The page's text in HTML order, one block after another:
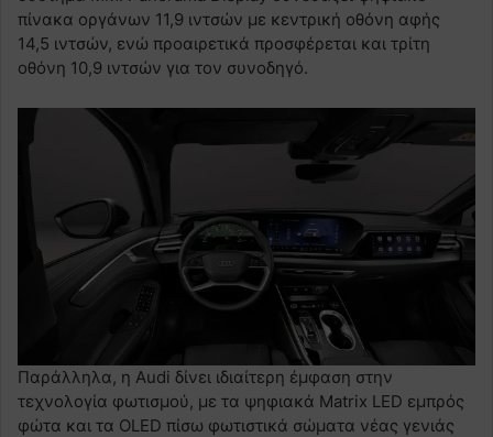
πίνακα οργάνων 11,9 ιντσών με κεντρική οθόνη αφής
14,5 ιντσών, ενώ προαιρετικά προσφέρεται και τρίτη
οθόνη 10,9 ιντσών για τον συνοδηγό.
Παράλληλα, η Audi δίνει ιδιαίτερη έμφαση στην
τεχνολογία φωτισμού, με τα ψηφιακά Matrix LED εμπρός
φώτα και τα OLED πίσω φωτιστικά σώματα νέας γενιάς